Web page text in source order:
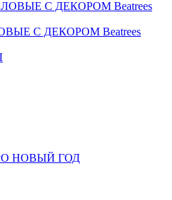
С ДЕКОРОМ Beatrees
НОВЫЙ ГОД